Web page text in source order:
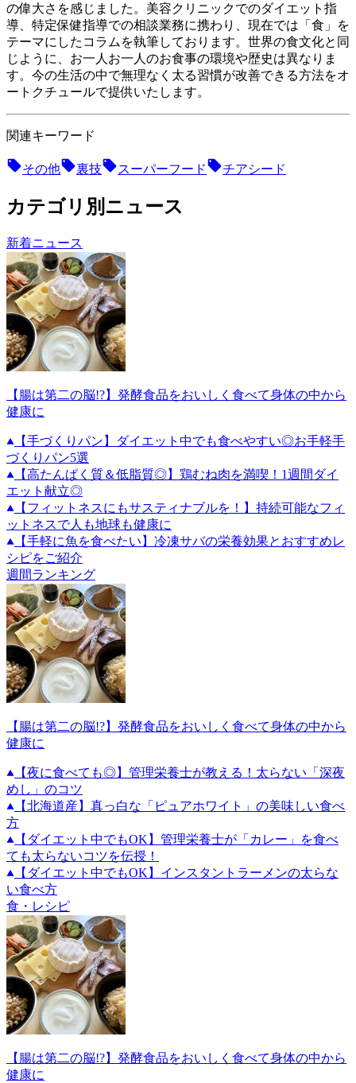
の偉大さを感じました。美容クリニックでのダイエット指
導、特定保健指導での相談業務に携わり、現在では「食」を
テーマにしたコラムを執筆しております。世界の食文化と同
じように、お一人お一人のお食事の環境や歴史は異なりま
す。今の生活の中で無理なく太る習慣が改善できる方法をオ
ートクチュールで提供いたします。
関連キーワード
その他 裏技 スーパーフード チアシード
カテゴリ別ニュース
新着ニュース
【腸は第二の脳!?】発酵食品をおいしく食べて身体の中から
健康に
【手づくりパン】ダイエット中でも食べやすい◎お手軽手
づくりパン5選
【高たんぱく質＆低脂質◎】鶏むね肉を満喫！1週間ダイ
エット献立◎
【フィットネスにもサスティナブルを！】持続可能なフィ
ットネスで人も地球も健康に
【手軽に魚を食べたい】冷凍サバの栄養効果とおすすめレ
シピをご紹介
週間ランキング
【腸は第二の脳!?】発酵食品をおいしく食べて身体の中から
健康に
【夜に食べても◎】管理栄養士が教える！太らない「深夜
めし」のコツ
【北海道産】真っ白な「ピュアホワイト」の美味しい食べ
方
【ダイエット中でもOK】管理栄養士が「カレー」を食べ
ても太らないコツを伝授！
【ダイエット中でもOK】インスタントラーメンの太らな
い食べ方
食・レシピ
【腸は第二の脳!?】発酵食品をおいしく食べて身体の中から
健康に